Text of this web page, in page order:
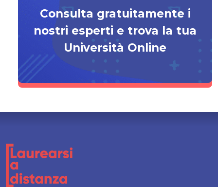
Consulta gratuitamente i
nostri esperti e trova la tua
Università Online